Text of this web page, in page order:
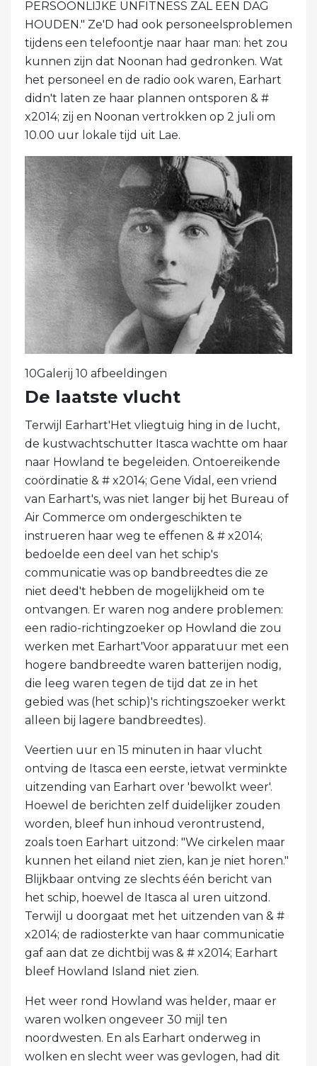
PERSOONLIJKE UNFITNESS ZAL EEN DAG
HOUDEN." Ze'D had ook personeelsproblemen
tijdens een telefoontje naar haar man: het zou
kunnen zijn dat Noonan had gedronken. Wat
het personeel en de radio ook waren, Earhart
didn't laten ze haar plannen ontsporen & #
x2014; zij en Noonan vertrokken op 2 juli om
10.00 uur lokale tijd uit Lae.
10Galerij 10 afbeeldingen
De laatste vlucht
Terwijl Earhart'Het vliegtuig hing in de lucht,
de kustwachtschutter Itasca wachtte om haar
naar Howland te begeleiden. Ontoereikende
coördinatie & # x2014; Gene Vidal, een vriend
van Earhart's, was niet langer bij het Bureau of
Air Commerce om ondergeschikten te
instrueren haar weg te effenen & # x2014;
bedoelde een deel van het schip's
communicatie was op bandbreedtes die ze
niet deed't hebben de mogelijkheid om te
ontvangen. Er waren nog andere problemen:
een radio-richtingzoeker op Howland die zou
werken met Earhart'Voor apparatuur met een
hogere bandbreedte waren batterijen nodig,
die leeg waren tegen de tijd dat ze in het
gebied was (het schip)'s richtingszoeker werkt
alleen bij lagere bandbreedtes).
Veertien uur en 15 minuten in haar vlucht
ontving de Itasca een eerste, ietwat verminkte
uitzending van Earhart over 'bewolkt weer'.
Hoewel de berichten zelf duidelijker zouden
worden, bleef hun inhoud verontrustend,
zoals toen Earhart uitzond: "We cirkelen maar
kunnen het eiland niet zien, kan je niet horen."
Blijkbaar ontving ze slechts één bericht van
het schip, hoewel de Itasca al uren uitzond.
Terwijl u doorgaat met het uitzenden van & #
x2014; de radiosterkte van haar communicatie
gaf aan dat ze dichtbij was & # x2014; Earhart
bleef Howland Island niet zien.
Het weer rond Howland was helder, maar er
waren wolken ongeveer 30 mijl ten
noordwesten. En als Earhart onderweg in
wolken en slecht weer was gevlogen, had dit